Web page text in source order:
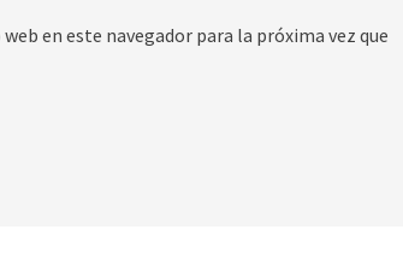
en este navegador para la próxima vez que